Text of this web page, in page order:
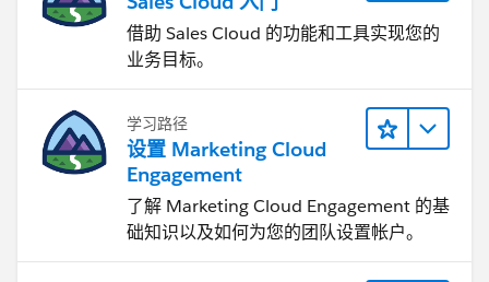
借助 Sales Cloud 的功能和工具实现您的
业务目标。
学习路径
设置 Marketing Cloud
Engagement
了解 Marketing Cloud Engagement 的基
础知识以及如何为您的团队设置帐户。